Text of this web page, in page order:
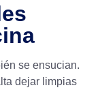
se ensucian.
dejar limpias